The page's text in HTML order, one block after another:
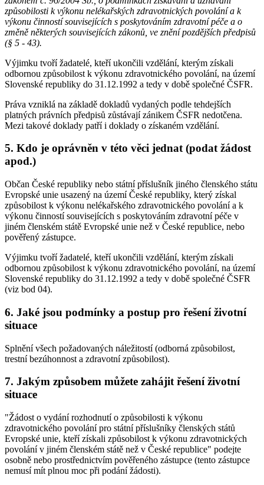
způsobilosti k výkonu nelékařských zdravotnických povolání a k
výkonu činností souvisejících s poskytováním zdravotní péče a o
změně některých souvisejících zákonů, ve znění pozdějších předpisů
(§ 5 - 43).
Výjimku tvoří žadatelé, kteří ukončili vzdělání, kterým získali
odbornou způsobilost k výkonu zdravotnického povolání, na území
Slovenské republiky do 31.12.1992 a tedy v době společné ČSFR.
Práva vzniklá na základě dokladů vydaných podle tehdejších
platných právních předpisů zůstávají zánikem ČSFR nedotčena.
Mezi takové doklady patří i doklady o získaném vzdělání.
5. Kdo je oprávněn v této věci jednat (podat žádost
apod.)
Občan České republiky nebo státní příslušník jiného členského státu
Evropské unie usazený na území České republiky, který získal
způsobilost k výkonu nelékařského zdravotnického povolání a k
výkonu činností souvisejících s poskytováním zdravotní péče v
jiném členském státě Evropské unie než v České republice, nebo
pověřený zástupce.
Výjimku tvoří žadatelé, kteří ukončili vzdělání, kterým získali
odbornou způsobilost k výkonu zdravotnického povolání, na území
Slovenské republiky do 31.12.1992 a tedy v době společné ČSFR
(viz bod 04).
6. Jaké jsou podmínky a postup pro řešení životní
situace
Splnění všech požadovaných náležitostí (odborná způsobilost,
trestní bezúhonnost a zdravotní způsobilost).
7. Jakým způsobem můžete zahájit řešení životní
situace
"Žádost o vydání rozhodnutí o způsobilosti k výkonu
zdravotnického povolání pro státní příslušníky členských států
Evropské unie, kteří získali způsobilost k výkonu zdravotnických
povolání v jiném členském státě než v České republice" podejte
osobně nebo prostřednictvím pověřeného zástupce (tento zástupce
nemusí mít plnou moc při podání žádosti).